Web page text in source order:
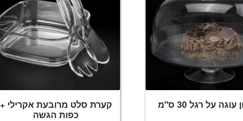
על רגל 30 ס"מ
קערת סלט מרובעת אקרילי +
כפות הגשה